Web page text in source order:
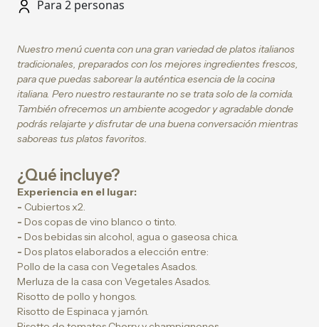
Para 2 personas
Nuestro menú cuenta con una gran variedad de platos italianos
tradicionales, preparados con los mejores ingredientes frescos,
para que puedas saborear la auténtica esencia de la cocina
italiana. Pero nuestro restaurante no se trata solo de la comida.
También ofrecemos un ambiente acogedor y agradable donde
podrás relajarte y disfrutar de una buena conversación mientras
saboreas tus platos favoritos.
¿Qué incluye?
Experiencia en el lugar:
- Cubiertos x2.
- Dos copas de vino blanco o tinto.
- Dos bebidas sin alcohol, agua o gaseosa chica.
- Dos platos elaborados a elección entre:
Pollo de la casa con Vegetales Asados.
Merluza de la casa con Vegetales Asados.
Risotto de pollo y hongos.
Risotto de Espinaca y jamón.